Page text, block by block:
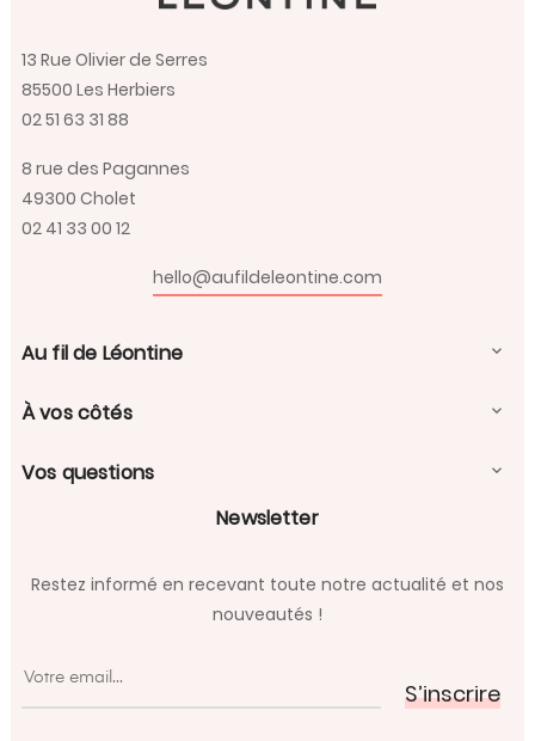
13 Rue Olivier de Serres
85500 Les Herbiers
02 51 63 31 88
8 rue des Pagannes
49300 Cholet
02 41 33 00 12
hello@aufildeleontine.com
Au fil de Léontine 
À vos côtés 
Vos questions 
Newsletter
Restez informé en recevant toute notre actualité et nos
nouveautés !
S’inscrire